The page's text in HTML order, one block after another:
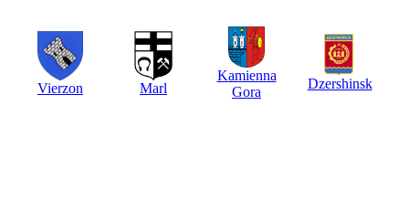
Vierzon Marl
Kamienna
Gora
Dzershinsk